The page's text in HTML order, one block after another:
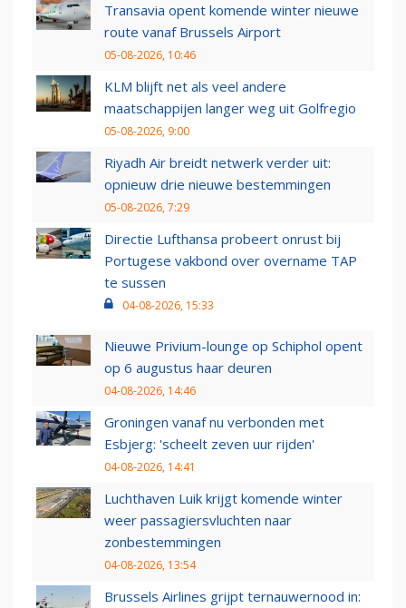
Transavia opent komende winter nieuwe
route vanaf Brussels Airport
05-08-2026, 10:46
KLM blijft net als veel andere
maatschappijen langer weg uit Golfregio
05-08-2026, 9:00
Riyadh Air breidt netwerk verder uit:
opnieuw drie nieuwe bestemmingen
05-08-2026, 7:29
Directie Lufthansa probeert onrust bij
Portugese vakbond over overname TAP
te sussen
04-08-2026, 15:33
Nieuwe Privium-lounge op Schiphol opent
op 6 augustus haar deuren
04-08-2026, 14:46
Groningen vanaf nu verbonden met
Esbjerg: 'scheelt zeven uur rijden'
04-08-2026, 14:41
Luchthaven Luik krijgt komende winter
weer passagiersvluchten naar
zonbestemmingen
04-08-2026, 13:54
Brussels Airlines grijpt ternauwernood in: